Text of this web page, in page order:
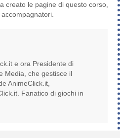
creato le pagine di questo corso,
e ora Presidente di
Media, che gestisce il
AnimeClick.it,
Fanatico di giochi in